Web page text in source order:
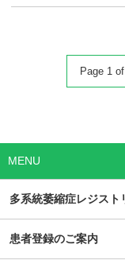
Page 1
MENU
多系統萎縮症レジスト
患者登録のご案内